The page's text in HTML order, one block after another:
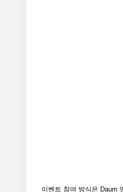
이벤트 참여 방식은 Daum